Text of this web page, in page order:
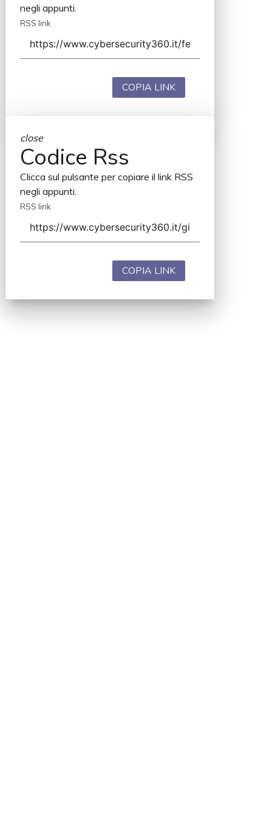
negli appunti.
RSS link
COPIA LINK
close
Codice Rss
Clicca sul pulsante per copiare il link RSS
negli appunti.
RSS link
COPIA LINK